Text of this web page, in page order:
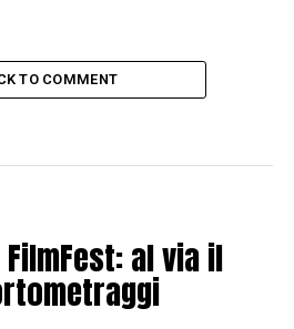
TO COMMENT
al via il